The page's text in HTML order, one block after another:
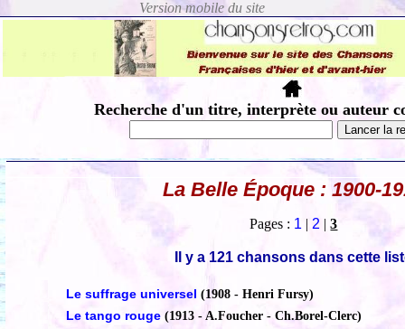
Recherche d'un titre, interprète ou auteur
La Belle Époque : 1900-
Pages : 1 | 2 |3
Il y a 121 chansons dans cette
Le suffrage universel (1908 - Henri Fursy)
Le tango rouge (1913 - A.Foucher - Ch.Borel-Clerc)